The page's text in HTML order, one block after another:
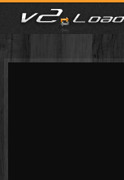
meist gesehen